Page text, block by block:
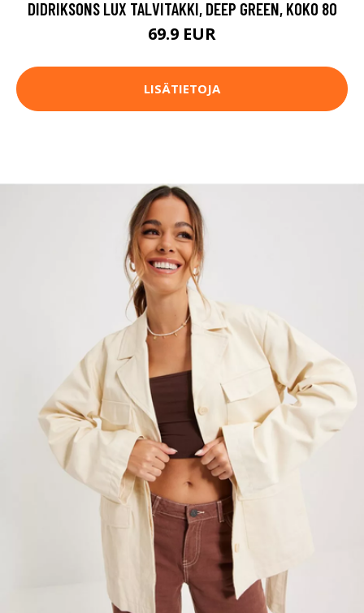
DIDRIKSONS LUX TALVITAKKI, DEEP GREEN, KOKO 80
69.9 EUR
LISÄTIETOJA